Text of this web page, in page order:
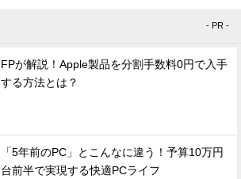
- PR -
FPが解説！Apple製品を分割手数料0円で入手
する方法とは？
「5年前のPC」とこんなに違う！予算10万円
台前半で実現する快適PCライフ